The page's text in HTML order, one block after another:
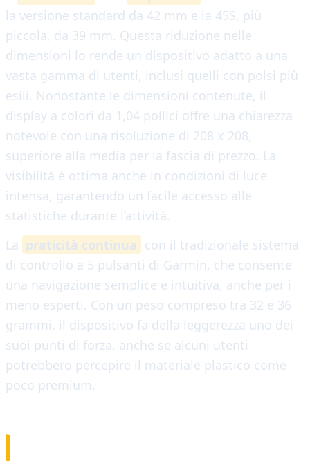
la versione standard da 42 mm e la 45S, più
piccola, da 39 mm. Questa riduzione nelle
dimensioni lo rende un dispositivo adatto a una
vasta gamma di utenti, inclusi quelli con polsi più
esili. Nonostante le dimensioni contenute, il
display a colori da 1,04 pollici offre una chiarezza
notevole con una risoluzione di 208 x 208,
superiore alla media per la fascia di prezzo. La
visibilità è ottima anche in condizioni di luce
intensa, garantendo un facile accesso alle
statistiche durante l’attività.
La praticità continua con il tradizionale sistema
di controllo a 5 pulsanti di Garmin, che consente
una navigazione semplice e intuitiva, anche per i
meno esperti. Con un peso compreso tra 32 e 36
grammi, il dispositivo fa della leggerezza uno dei
suoi punti di forza, anche se alcuni utenti
potrebbero percepire il materiale plastico come
poco premium.